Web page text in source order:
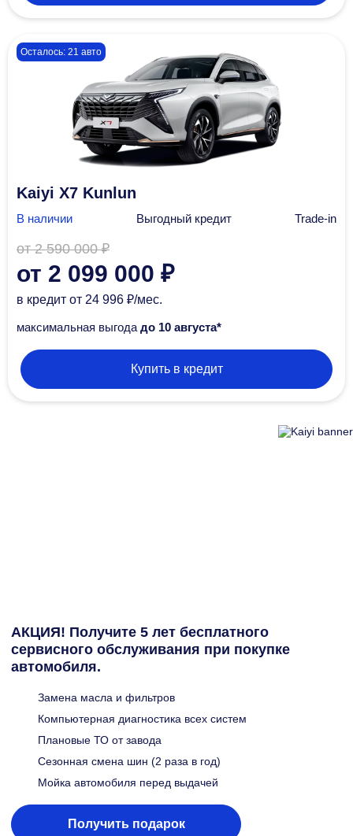
Осталось: 21 авто
Kaiyi X7 Kunlun
В наличии Выгодный кредит Trade-in
от 2 590 000 ₽
от 2 099 000 ₽
в кредит от 24 996 ₽/мec.
максимальная выгода до 10 августа*
Купить в кредит
АКЦИЯ! Получите 5 лет бесплатного
сервисного обслуживания при покупке
автомобиля.
Замена масла и фильтров
Компьютерная диагностика всех систем
Плановые ТО от завода
Сезонная смена шин (2 раза в год)
Мойка автомобиля перед выдачей
Получить подарок